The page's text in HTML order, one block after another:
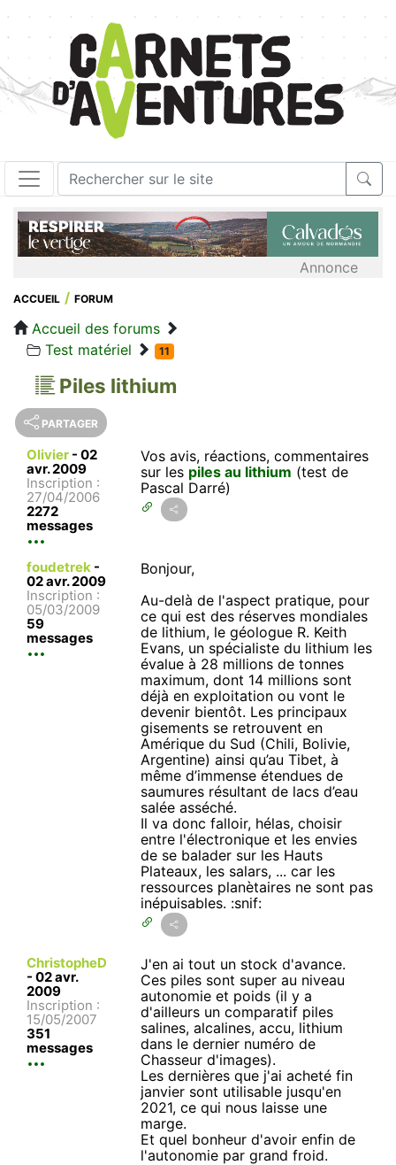
Annonce
ACCUEIL FORUM
Accueil des forums
Test matériel
11
Piles lithium
PARTAGER
Olivier - 02
avr. 2009
Inscription :
27/04/2006
2272
messages
Vos avis, réactions, commentaires
sur les piles au lithium (test de
Pascal Darré)
foudetrek -
02 avr. 2009
Inscription :
05/03/2009
59
messages
Bonjour,
Au-delà de l'aspect pratique, pour
ce qui est des réserves mondiales
de lithium, le géologue R. Keith
Evans, un spécialiste du lithium les
évalue à 28 millions de tonnes
maximum, dont 14 millions sont
déjà en exploitation ou vont le
devenir bientôt. Les principaux
gisements se retrouvent en
Amérique du Sud (Chili, Bolivie,
Argentine) ainsi qu’au Tibet, à
même d’immense étendues de
saumures résultant de lacs d’eau
salée asséché.
Il va donc falloir, hélas, choisir
entre l'électronique et les envies
de se balader sur les Hauts
Plateaux, les salars, ... car les
ressources planètaires ne sont pas
inépuisables. :snif:
ChristopheD
- 02 avr.
2009
Inscription :
15/05/2007
351
messages
J'en ai tout un stock d'avance.
Ces piles sont super au niveau
autonomie et poids (il y a
d'ailleurs un comparatif piles
salines, alcalines, accu, lithium
dans le dernier numéro de
Chasseur d'images).
Les dernières que j'ai acheté fin
janvier sont utilisable jusqu'en
2021, ce qui nous laisse une
marge.
Et quel bonheur d'avoir enfin de
l'autonomie par grand froid.